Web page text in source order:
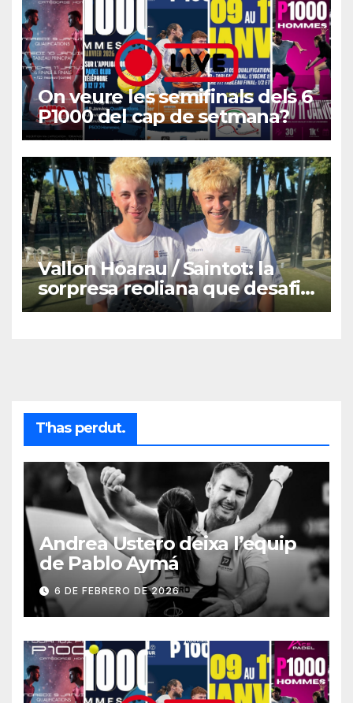
On veure les semifinals dels 6
P1000 del cap de setmana?
Vallon Hoarau / Saintot: la
sorpresa reoliana que desafia
la cap de sèrie 1
T'has perdut.
Andrea Ustero deixa l’equip
de Pablo Aymá
6 DE FEBRERO DE 2026